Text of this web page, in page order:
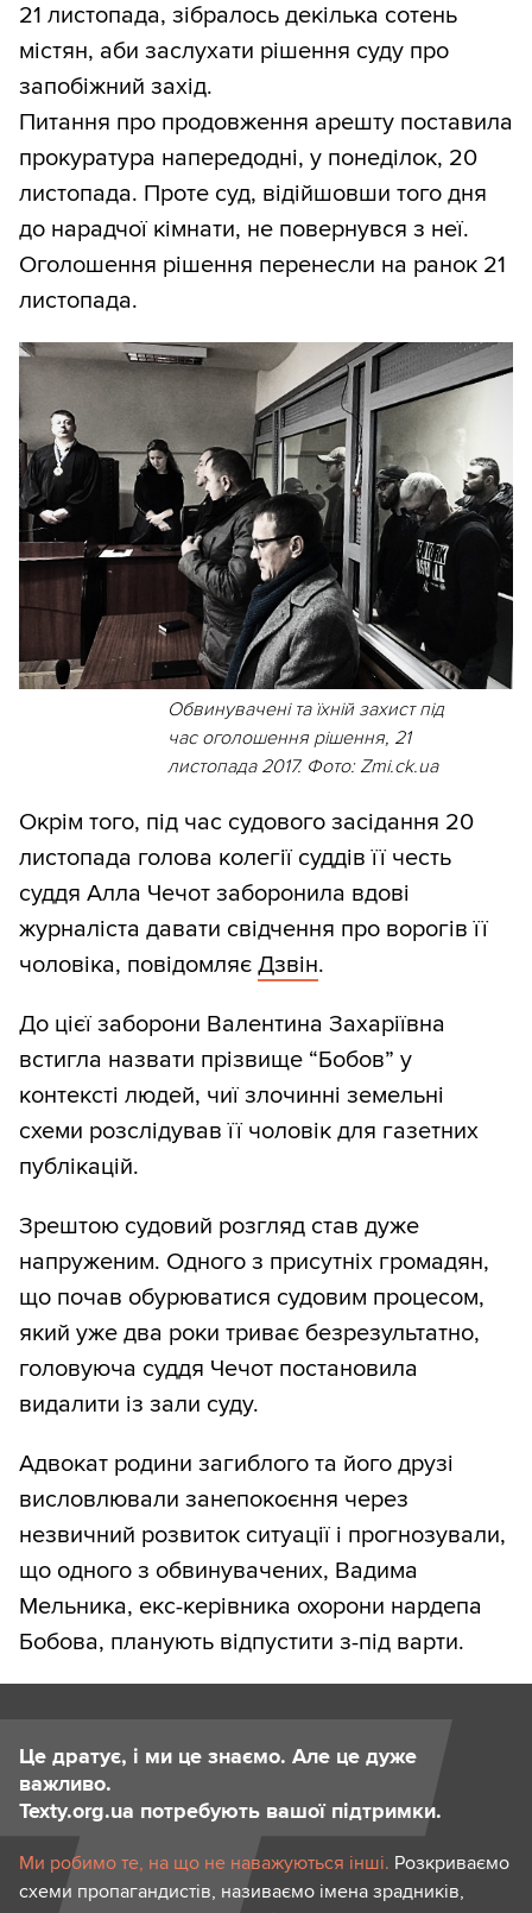
21 листопада, зібралось декілька сотень
містян, аби заслухати рішення суду про
запобіжний захід.
Питання про продовження арешту поставила
прокуратура напередодні, у понеділок, 20
листопада. Проте суд, відійшовши того дня
до нарадчої кімнати, не повернувся з неї.
Оголошення рішення перенесли на ранок 21
листопада.
Обвинувачені та їхній захист під
час оголошення рішення, 21
листопада 2017. Фото: Zmi.ck.ua
Окрім того, під час судового засідання 20
листопада голова колегії суддів її честь
суддя Алла Чечот заборонила вдові
журналіста давати свідчення про ворогів її
чоловіка, повідомляє Дзвін.
До цієї заборони Валентина Захаріївна
встигла назвати прізвище “Бобов” у
контексті людей, чиї злочинні земельні
схеми розслідував її чоловік для газетних
публікацій.
Зрештою судовий розгляд став дуже
напруженим. Одного з присутніх громадян,
що почав обурюватися судовим процесом,
який уже два роки триває безрезультатно,
головуюча суддя Чечот постановила
видалити із зали суду.
Адвокат родини загиблого та його друзі
висловлювали занепокоєння через
незвичний розвиток ситуації і прогнозували,
що одного з обвинувачених, Вадима
Мельника, екс-керівника охорони нардепа
Бобова, планують відпустити з-під варти.
Це дратує, і ми це знаємо. Але це дуже
важливо.
Texty.org.ua потребують вашої підтримки.
Ми робимо те, на що не наважуються інші. Розкриваємо
схеми пропагандистів, називаємо імена зрадників,